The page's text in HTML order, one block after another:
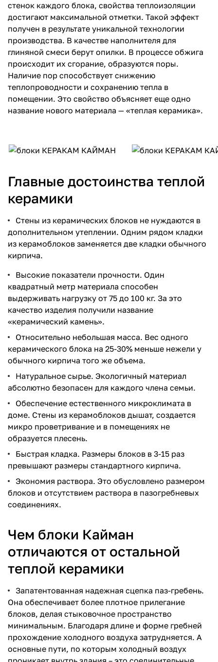
стенок каждого блока, свойства теплоизоляции
достигают максимальной отметки. Такой эффект
получен в результате уникальной технологии
производства. В качестве наполнителя для
глиняной смеси берут опилки. В процессе обжига
происходит их сгорание, образуются поры.
Наличие пор способствует снижению
теплопроводности и сохранению тепла в
помещении. Это свойство объясняет еще одно
название нового материала — «теплая керамика».
Главные достоинства теплой
керамики
Стены из керамических блоков не нуждаются в
дополнительном утеплении. Одним рядом кладки
из керамоблоков заменяется две кладки обычного
кирпича.
Высокие показатели прочности. Один
квадратный метр материала способен
выдерживать нагрузку от 75 до 100 кг. За это
качество изделия получили название
«керамический камень».
Относительно небольшая масса. Вес одного
керамического блока на 25-30% меньше нежели у
обычного кирпича того же объема.
Натуральное сырье. Экологичный материал
абсолютно безопасен для каждого члена семьи.
Обеспечение естественного микроклимата в
доме. Стены из керамоблоков дышат, создается
микро проветривание и в помещениях не
образуется плесень.
Быстрая кладка. Размеры блоков в 3-15 раз
превышают размеры стандартного кирпича.
Экономия раствора. Это обусловлено размером
блоков и отсутствием раствора в пазогребневых
соединениях.
Чем блоки Кайман
отличаются от остальной
теплой керамики
Запатентованная надежная сцепка паз-гребень.
Она обеспечивает более плотное прилегание
блоков, делая стыковочное пространство
минимальным. Благодаря длине и форме гребней
прохождение холодного воздуха затрудняется. А
основные пути, по которым холодный воздух